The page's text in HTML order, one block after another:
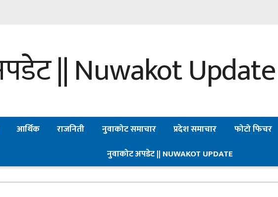
आर्थिक राजनिती नुवाकोट समाचार प्रदेश समाचार फोटो फिचर
नुवाकोट अपडेट || NUWAKOT UPDATE